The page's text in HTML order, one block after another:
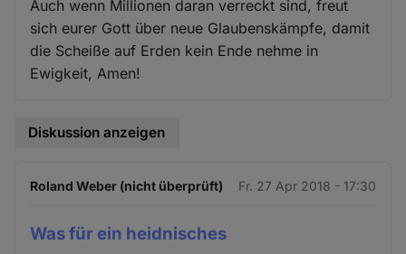
Auch wenn Millionen daran verreckt sind, freut
sich eurer Gott über neue Glaubenskämpfe, damit
die Scheiße auf Erden kein Ende nehme in
Ewigkeit, Amen!
Diskussion anzeigen
Roland Weber (nicht überprüft) Fr. 27 Apr 2018 - 17:30
Was für ein heidnisches